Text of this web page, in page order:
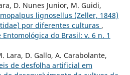
D. Nunes Junior, M. Guidi,
lignosellus (Zeller, 1848)
por diferentes culturas ,
do Brasil: v. 6 n. 1
Lara, D. Gallo, A. Carabolante,
de desfolha artificial em